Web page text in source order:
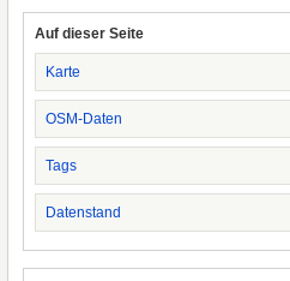
Auf dieser Seite
Karte
OSM-Daten
Tags
Datenstand